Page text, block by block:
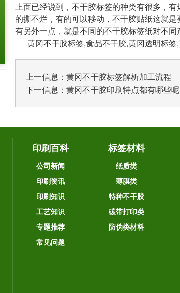
上面已经说到，不干胶标签的种类有很多，
的撕不烂，有的可以移动，不干胶贴纸这就
有另外一点，就是不同的不干胶标签纸对不同
黄冈不干胶标签,食品不干胶,黄冈透明标签
上一信息： 黄冈不干胶标签解析加工流程
下一信息： 黄冈不干胶印刷特点都有哪些呢
印刷百科
公司新闻
印刷资讯
印刷知识
工艺知识
专题推荐
常见问题
标签材料
纸质类
薄膜类
特种不干胶
碳带打印类
防伪类材料